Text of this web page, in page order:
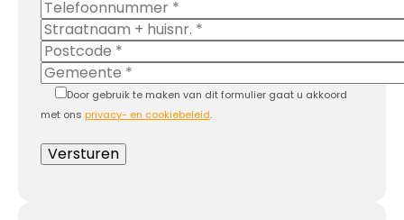
Door gebruik te maken van dit formulier gaat u akkoord
met ons privacy- en cookiebeleid.